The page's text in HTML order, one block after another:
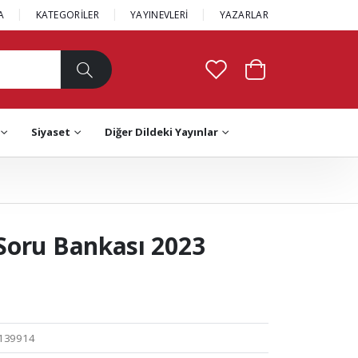
KATEGORİLER YAYINEVLERİ YAZARLAR
Siyaset Diğer Dildeki Yayınlar
Bankası 2023